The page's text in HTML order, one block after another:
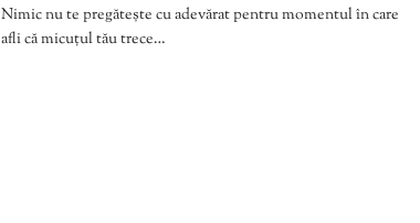
Nimic nu te pregătește cu adevărat pentru momentul în care
afli că micuțul tău trece…